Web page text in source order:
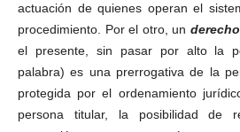
actuación de quienes operan el
procedimiento. Por el otro, un derecho
el presente, sin pasar por alto la
palabra) es una prerrogativa de la
protegida por el ordenamiento
persona titular, la posibilidad de